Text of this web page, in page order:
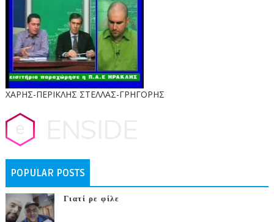
ΧΑΡΗΣ-ΠΕΡΙΚΛΗΣ ΣΤΕΛΛΑΣ-ΓΡΗΓΟΡΗΣ
POPULAR POSTS
Γιατί ρε φίλε